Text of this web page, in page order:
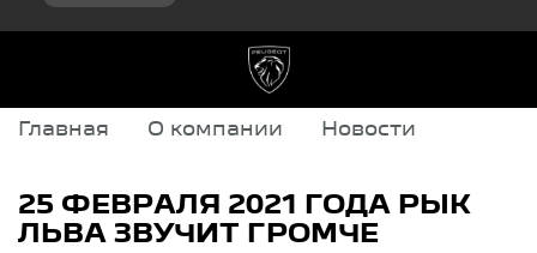
Главная О компании Новости
25 ФЕВРАЛЯ 2021 ГОДА РЫК
ЛЬВА ЗВУЧИТ ГРОМЧЕ